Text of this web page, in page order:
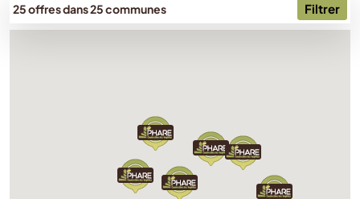
25 offres dans 25 communes Filtrer